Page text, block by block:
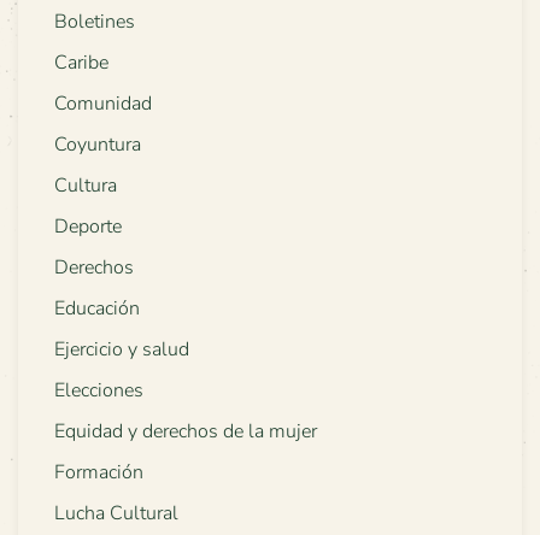
Boletines
Caribe
Comunidad
Coyuntura
Cultura
Deporte
Derechos
Educación
Ejercicio y salud
Elecciones
Equidad y derechos de la mujer
Formación
Lucha Cultural